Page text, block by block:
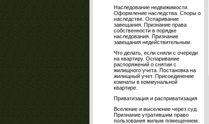
Наследование недвижимости.
Оформление наследства. Споры о
наследстве. Оспаривание
завещания. Признание права
собственности в порядке
наследования. Признание
завещания недействительным.
Что делать, если сняли с очереди
на квартиру. Оспаривание
распоряжений о снятии с
жилищного учета. Постановка на
жилищный учет. Присоединение
комнаты в коммунальной
квартире.
Приватизация и расприватизация
Вселение и выселение через суд.
Признание утратившим право
пользования жилым помещением.